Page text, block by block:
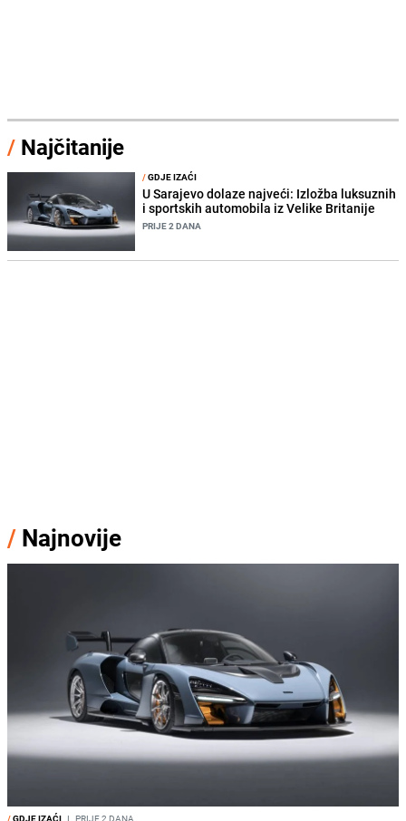
/ Najčitanije
/GDJE IZAĆI
U Sarajevo dolaze najveći: Izložba luksuznih
i sportskih automobila iz Velike Britanije
PRIJE 2 DANA
/ Najnovije
/GDJE IZAĆI I PRIJE 2 DANA